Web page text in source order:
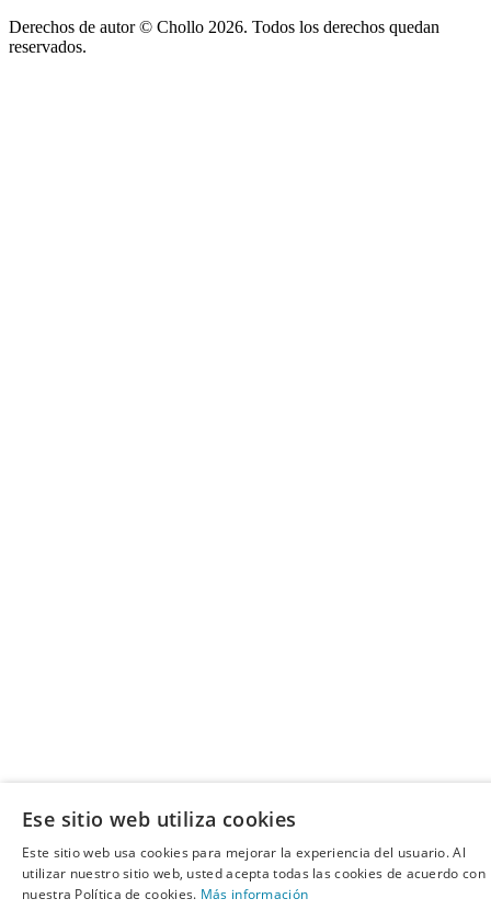
Derechos de autor © Chollo 2026. Todos los derechos quedan
reservados.
Ese sitio web utiliza cookies
Este sitio web usa cookies para mejorar la experiencia del usuario. Al
utilizar nuestro sitio web, usted acepta todas las cookies de acuerdo con
nuestra Política de cookies. Más información